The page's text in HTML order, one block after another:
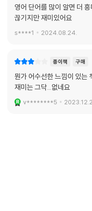
영어 단어를 많이 알면 더
끊기지만 재미있어요
s****1 2024.08.24.
종이책 구매
뭔가 어수선한 느낌이 있는
재미는 그닥...없네요
v********5